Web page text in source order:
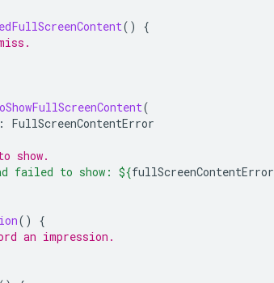
()
{
(
:
FullScreenContentError
show.
failed to show: ${fullScreenContentError
()
{
an impression.